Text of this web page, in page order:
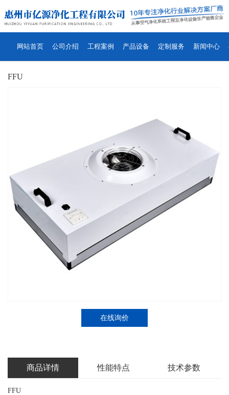
网站首页 公司介绍 工程案例 产品设备 定制服务 新闻中心
FFU
在线询价
商品详情 性能特点 技术参数
FFU